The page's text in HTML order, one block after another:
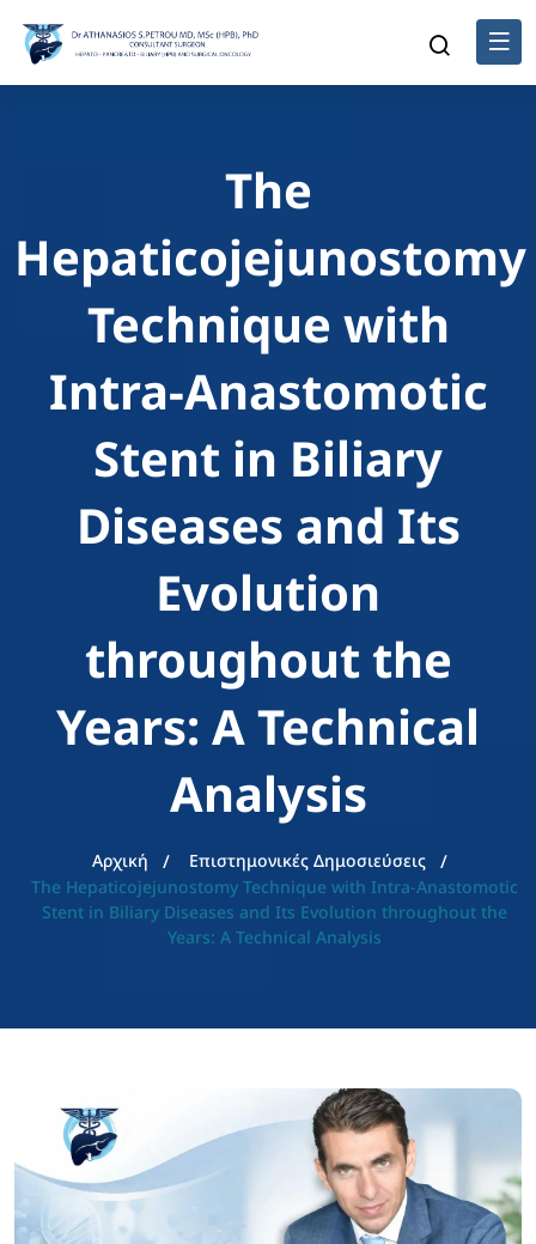
The
Hepaticojejunostomy
Technique with
Intra-Anastomotic
Stent in Biliary
Diseases and Its
Evolution
throughout the
Years: A Technical
Analysis
Αρχική
Επιστημονικές Δημοσιεύσεις
The Hepaticojejunostomy Technique with Intra-Anastomotic
Stent in Biliary Diseases and Its Evolution throughout the
Years: A Technical Analysis